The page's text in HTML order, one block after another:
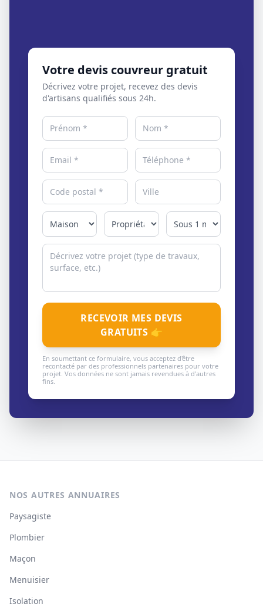
Votre devis couvreur gratuit
Décrivez votre projet, recevez des devis
d'artisans qualifiés sous 24h.
RECEVOIR MES DEVIS
GRATUITS 👉
En soumettant ce formulaire, vous acceptez d'être
recontacté par des professionnels partenaires pour votre
projet. Vos données ne sont jamais revendues à d'autres
fins.
NOS AUTRES ANNUAIRES
Paysagiste
Plombier
Maçon
Menuisier
Isolation